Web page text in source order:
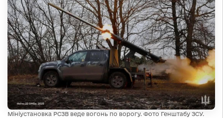
Мініустановка РСЗВ веде вогонь по ворогу. Фото Генштабу ЗСУ.